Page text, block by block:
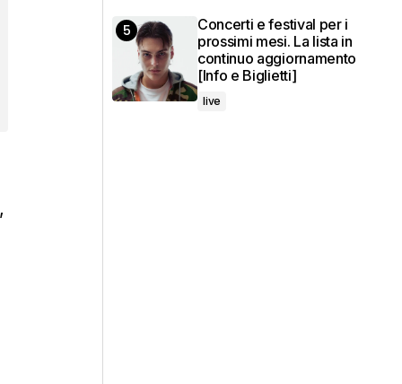
Concerti e festival per i
prossimi mesi. La lista in
continuo aggiornamento
[Info e Biglietti]
live